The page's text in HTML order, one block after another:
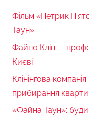
Фільм «Петрик
Таун»
Файно Клін —
Києві
Клінінгова
прибирання
«Файна Таун»: